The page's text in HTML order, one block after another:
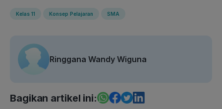
Kelas 11 Konsep Pelajaran SMA
Ringgana Wandy Wiguna
Bagikan artikel ini: